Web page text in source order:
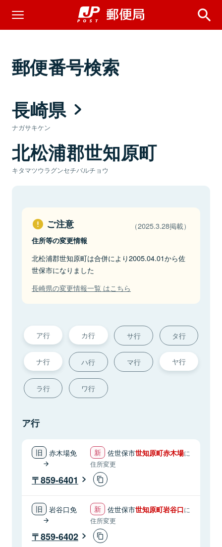
郵便番号検索
長崎県
ナガサキケン
北松浦郡世知原町
キタマツウラグンセチバルチョウ
ご注意 （2025.3.28掲載）
住所等の変更情報
北松浦郡世知原町は合併により2005.04.01から佐
世保市になりました
長崎県の変更情報一覧 はこちら
ア行 カ行 サ行 タ行
ナ行 ハ行 マ行 ヤ行
ラ行 ワ行
ア行
赤木場免 佐世保市世知原町赤木場に
住所変更
859-6401
岩谷口免 佐世保市世知原町岩谷口に
住所変更
859-6402